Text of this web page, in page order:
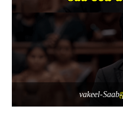
vakeel-